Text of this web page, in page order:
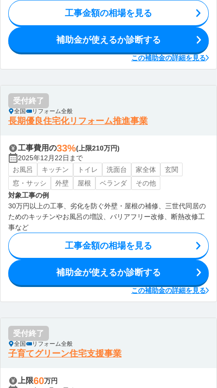
工事金額の相場を見る
補助金が使えるか診断する
この補助金の詳細を見る
受付終了
全国 リフォーム全般
長期優良住宅化リフォーム推進事業
工事費用の33%(上限210万円)
2025年12月22日まで
お風呂
キッチン トイレ 洗面台 家全体
玄関
窓・サッシ
外壁 屋根 ベランダ
その他
対象工事の例
30万円以上の工事、劣化を防ぐ外壁・屋根の補修、三世代同居の
ためのキッチンやお風呂の増設、バリアフリー改修、断熱改修工
事など
工事金額の相場を見る
補助金が使えるか診断する
この補助金の詳細を見る
受付終了
全国 リフォーム全般
子育てグリーン住宅支援事業
上限60万円